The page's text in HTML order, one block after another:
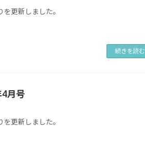
更新しました。
続きを読む
月号
更新しました。